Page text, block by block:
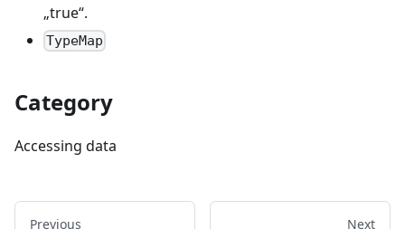
„true“.
TypeMap
Category
Accessing data
Previous Next